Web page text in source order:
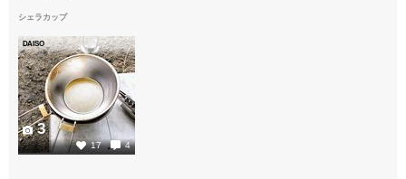
シェラカップ
DAISO
17 4
3